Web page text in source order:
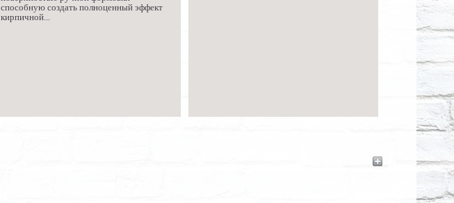
способную создать полноценный эффект
кирпичной...